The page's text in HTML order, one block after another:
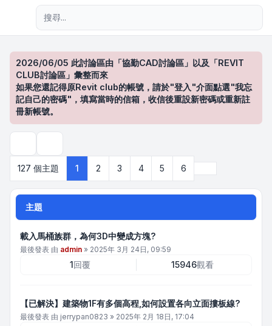
2026/06/05 此討論區由「協勤CAD討論區」以及「REVIT
CLUB討論區」彙整而來
如果您還記得原Revit club的帳號，請於"登入"介面點選"我忘
記自己的密碼"，填寫當時的信箱，收信後重設新密碼或重新註
冊新帳號。
127 個主題
1 2 3 4 5 6
主題
載入馬桶族群，為何3D中變成方塊?
最後發表 由 admin » 2025年 3月 24日, 09:59
1回覆 15946觀看
【已解決】建築物1F有多個高程,如何設置各向立面摟板線?
最後發表 由 jerrypan0823 » 2025年 2月 18日, 17:04